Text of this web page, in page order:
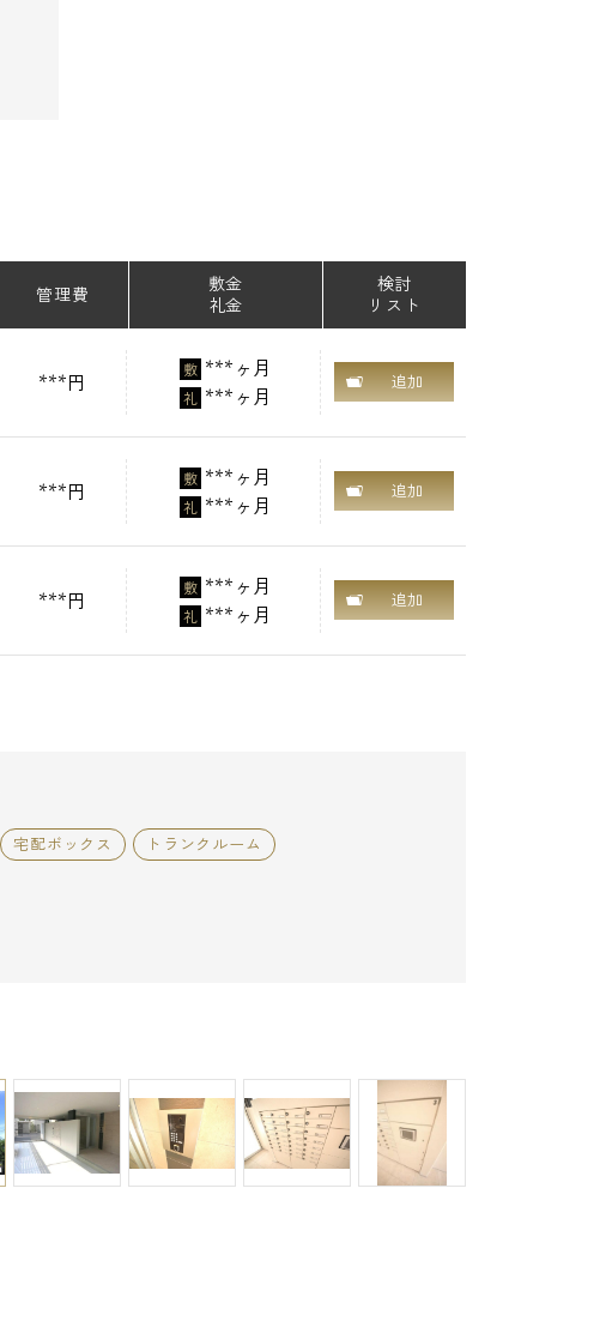
管理費
敷金
礼金
検討
リスト
***円 敷 ***ヶ月
礼 ***ヶ月
追加
***円 敷 ***ヶ月
礼 ***ヶ月
追加
***円 敷 ***ヶ月
礼 ***ヶ月
追加
宅配ボックス トランクルーム